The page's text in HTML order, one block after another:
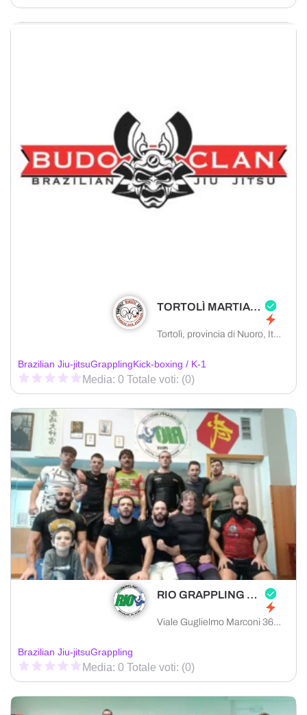
TORTOLÌ MARTIAL ARTS ASD
Tortolì, provincia di Nuoro, Italia
Brazilian Jiu-jitsuGrapplingKick-boxing / K-1
Media: 0 Totale voti: (0)
RIO GRAPPLING CLUB PRATO
Viale Guglielmo Marconi 36, 59100 Prato provincia di Prato, Italia
Brazilian Jiu-jitsuGrappling
Media: 0 Totale voti: (0)